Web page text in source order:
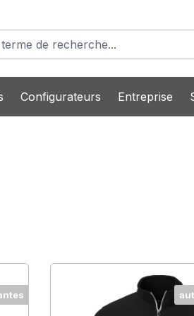
Configurateurs Entreprise